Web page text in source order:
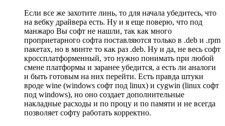
Если все же захотите линь, то для начала убедитесь, что
на вебку драйвера есть. Ну и я еще поверю, что под
манжаро Вы софт не нашли, так как много
проприетарного софта поставляются только в .deb и .rpm
пакетах, но в минте то как раз .deb. Ну и да, не весь софт
кроссплатформенный, это нужно понимать при любой
смене платформы и заранее убедится, а есть ли аналоги
и быть готовым на них перейти. Есть правда штуки
вроде wine (windows софт под linux) и cygwin (linux софт
под windows), но оно создает дополнительные
накладные расходы и по процу и по памяти и не всегда
позволяет софту работать корректно.